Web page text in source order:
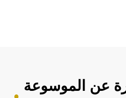
الك
عن الموسوعة